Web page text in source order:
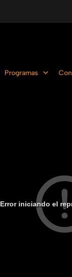
Programas
Error iniciando el